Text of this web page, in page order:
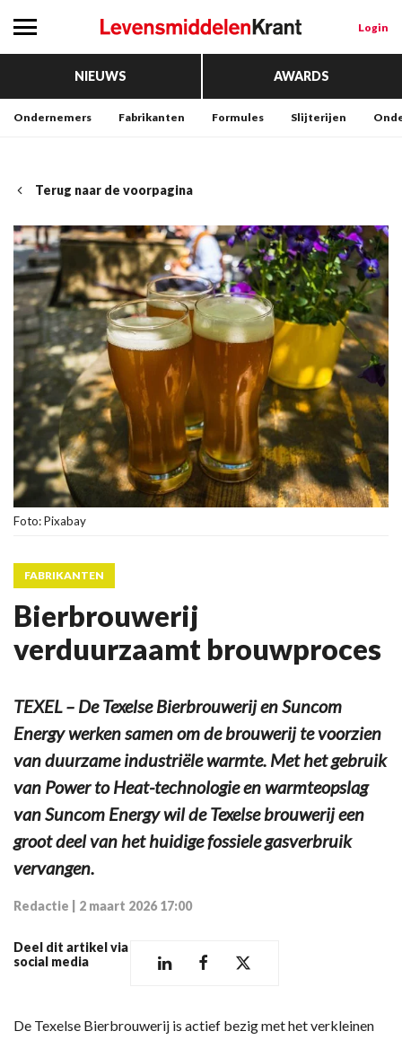
Login
NIEUWS AWARDS
Ondernemers Fabrikanten Formules Slijterijen
Terug naar de voorpagina
Foto: Pixabay
FABRIKANTEN
Bierbrouwerij
verduurzaamt brouwproces
TEXEL – De Texelse Bierbrouwerij en Suncom
Energy werken samen om de brouwerij te voorzien
van duurzame industriële warmte. Met het gebruik
van Power to Heat-technologie en warmteopslag
van Suncom Energy wil de Texelse brouwerij een
groot deel van het huidige fossiele gasverbruik
vervangen.
Redactie 2 maart 2026 17:00
Deel dit artikel via
social media
De Texelse Bierbrouwerij is actief bezig met het verkleinen